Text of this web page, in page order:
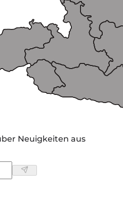
Neuigkeiten aus